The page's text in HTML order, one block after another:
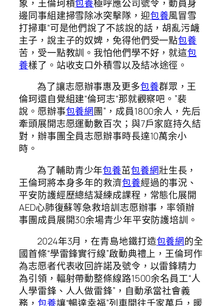
象，王倫珂積包養極呼應公司號令，動員身
邊同事組建掃雪除冰突擊隊，迎包養風冒雪
打掃車“可是他們說了不該說的話，胡亂污衊
主子，說主子的奴婢，免得他們受一點包養
苦，受一點教訓。我怕他們學不好，就這包
養樣了。站收支口外積雪以及結冰途徑。
為了讓志愿辦事惠及更多包養群眾，王
倫珂還自覺組建“倫珂志“那就觀察吧。”裴
說。愿辦事包養網團”，成員1800余人，先后
牽頭展開志愿運動數百次；與7戶家庭持久結
對，辦事團全員志愿辦事時長達10萬余小
時。
為了輔助青少年包養茁包養網壯生長，
王倫珂將本身多年的救濟包養經過的事況、
平安防護經歷總結凝練成課程，常態化展開
AED心肺復蘇等急救培訓志愿辦事，率領辦
事團成員展開30余場青少年平安防護培訓。
2024年3月，在青島地鐵打造包養網的全
國首條“學雷鋒實行線”啟動典禮上，王倫珂作
為志愿者代表收回許諾及號令，以雷鋒精力
為引領，輻射帶動整條線路1500余名員工“人
人學雷鋒、人人做雷鋒”，自動承當社會義
務， 包養讓“暢達幸福”列車開往千家萬戶，暖